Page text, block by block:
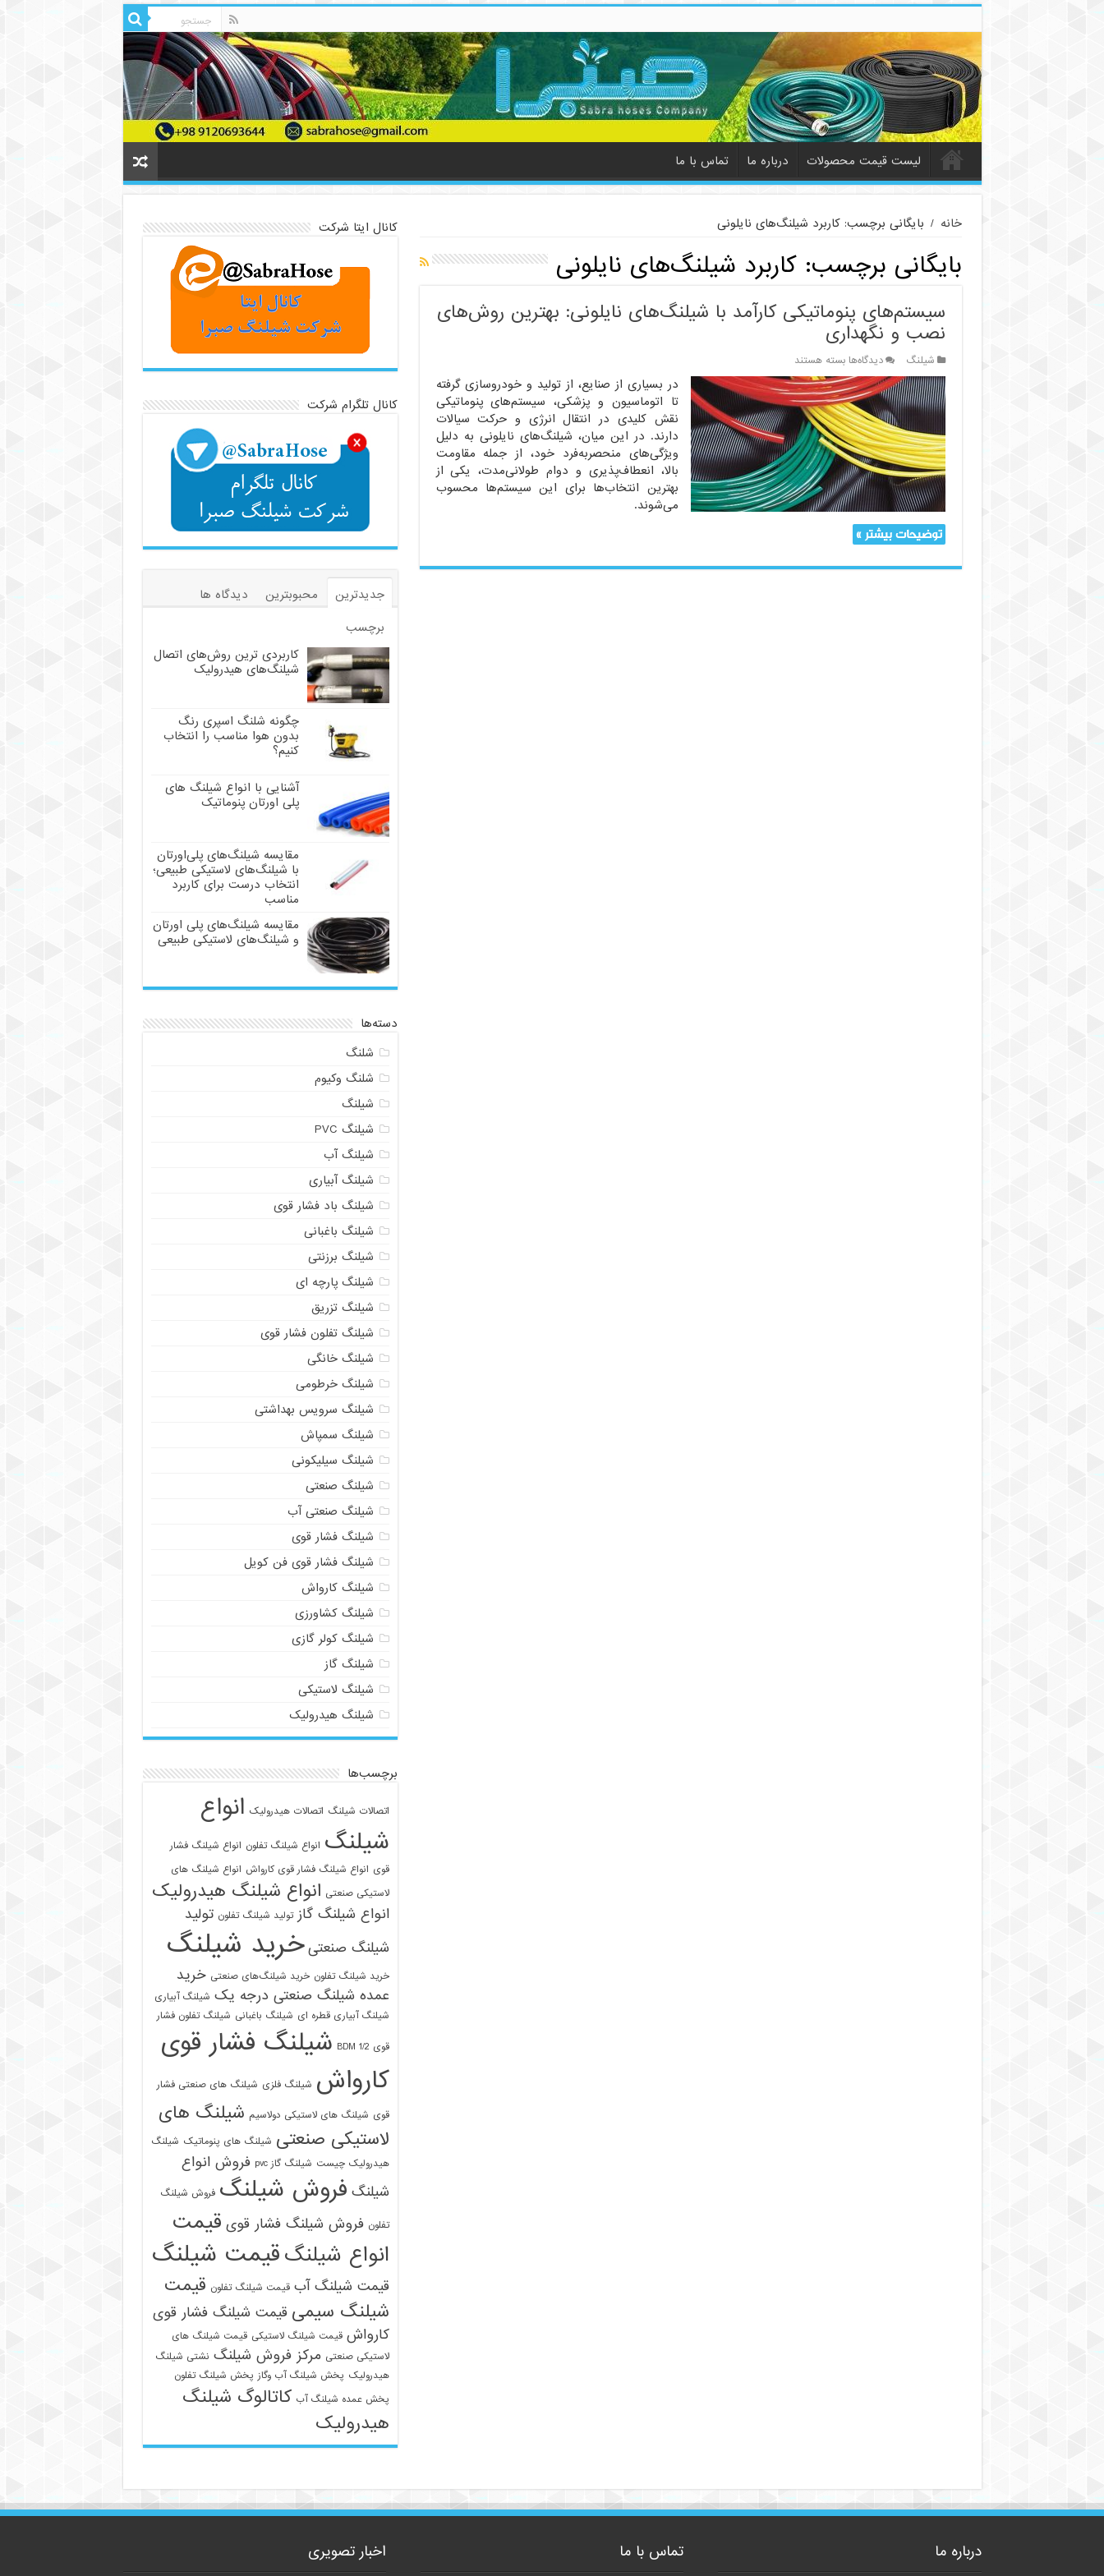
لیست قیمت محصولات درباره ما تماس با ما
خانه / بایگانی برچسب: کاربرد شیلنگ‌های نایلونی
بایگانی برچسب:کاربرد شیلنگ‌های نایلونی
سیستم‌های پنوماتیکی کارآمد با شیلنگ‌های نایلونی: بهترین روش‌های
نصب و نگهداری
شیلنگ دیدگاه‌هابرای
سیستم‌های
پنوماتیکی
کارآمد
با
شیلنگ‌های
نایلونی:
بهترین
روش‌های
نصب
و
بسته هستند
در بسیاری از صنایع، از تولید و خودروسازی گرفته
تا اتوماسیون و پزشکی، سیستم‌های پنوماتیکی
نقش کلیدی در انتقال انرژی و حرکت سیالات
دارند. در این میان، شیلنگ‌های نایلونی به دلیل
ویژگی‌های منحصربه‌فرد خود، از جمله مقاومت
بالا، انعطاف‌پذیری و دوام طولانی‌مدت، یکی از
بهترین انتخاب‌ها برای این سیستم‌ها محسوب
می‌شوند.
توضیحات بیشتر »
کانال ایتا شرکت
کانال تلگرام شرکت
جدیدترین محبوبترین
دیدگاه ها
برچسب
کاربردی ترین روش‌های اتصال
شیلنگ‌های هیدرولیک
چگونه شلنگ اسپری رنگ
بدون هوا مناسب را انتخاب
کنیم؟
آشنایی با انواع شیلنگ های
پلی اورتان پنوماتیک
مقایسه شیلنگ‌های پلی‌اورتان
با شیلنگ‌های لاستیکی طبیعی؛
انتخاب درست برای کاربرد
مناسب
مقایسه شیلنگ‌های پلی اورتان
و شیلنگ‌های لاستیکی طبیعی
دسته‌ها
شلنگ
شلنگ وکیوم
شیلنگ
شیلنگ PVC
شیلنگ آب
شیلنگ آبیاری
شیلنگ باد فشار قوی
شیلنگ باغبانی
شیلنگ برزنتی
شیلنگ پارچه‌ ای
شیلنگ تزریق
شیلنگ تفلون فشار قوی
شیلنگ خانگی
شیلنگ خرطومی
شیلنگ سرویس بهداشتی
شیلنگ سمپاش
شیلنگ سیلیکونی
شیلنگ صنعتی
شیلنگ صنعتی آب
شیلنگ فشار قوی
شیلنگ فشار قوی فن کویل
شیلنگ کارواش
شیلنگ کشاورزی
شیلنگ کولر گازی
شیلنگ گاز
شیلنگ لاستیکی
شیلنگ هیدرولیک
برچسب‌ها
اتصالات شیلنگ اتصالات هیدرولیک انواع
شیلنگ انواع شیلنگ تفلون انواع شیلنگ فشار
قوی انواع شیلنگ فشار قوی کارواش انواع شیلنگ های
لاستیکی صنعتی انواع شیلنگ هیدرولیک
انواع شیلنگ گاز تولید شیلنگ تفلون تولید
شیلنگ صنعتی خرید شیلنگ
خرید شیلنگ تفلون خرید شیلنگ‌های صنعتی خرید
عمده شیلنگ صنعتی درجه یک شیلنگ آبیاری
شیلنگ آبیاری قطره ای شیلنگ باغبانی شیلنگ تفلون فشار
قوی 1/2 BDM
شیلنگ فشار قوی
کارواش شیلنگ فلزی شیلنگ های صنعتی فشار
قوی شیلنگ های لاستیکی دولاسیم شیلنگ های
لاستیکی صنعتی شیلنگ های پنوماتیک شیلنگ
هیدرولیک چیست شیلنگ گاز pvc
فروش انواع
شیلنگ فروش شیلنگ فروش شیلنگ
تفلون فروش شیلنگ فشار قوی قیمت
انواع شیلنگقیمت شیلنگ
قیمت شیلنگ آب قیمت شیلنگ تفلون قیمت
شیلنگ سیمی قیمت شیلنگ فشار قوی
کارواش قیمت شیلنگ لاستیکی قیمت شیلنگ های
لاستیکی صنعتی مرکز فروش شیلنگ نشتی شیلنگ
هیدرولیک پخش شیلنگ آب وگاز پخش شیلنگ تفلون
پخش عمده شیلنگ آب کاتالوگ شیلنگ
هیدرولیک
درباره ما تماس با ما اخبار تصویری